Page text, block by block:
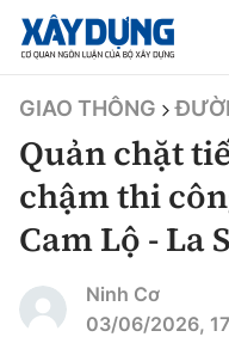
TIN BỘ XÂY DỰNG
CHUYÊN MỤC
Mới nhất
GIAO THÔNG
Quản chặt
chậm thi
Cam Lộ - La
Ninh Cơ
03/06/2026,